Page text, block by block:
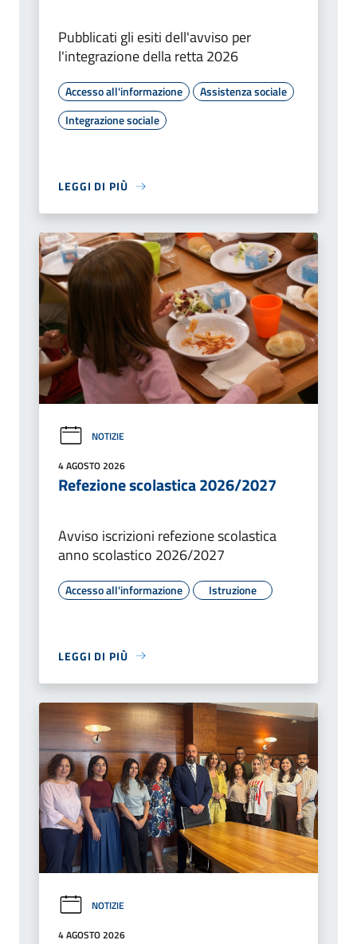
Pubblicati gli esiti dell'avviso per
l'integrazione della retta 2026
Accesso all'informazione
Assistenza sociale
Integrazione sociale
LEGGI DI PIÙ
NOTIZIE
4 AGOSTO 2026
Refezione scolastica 2026/2027
Avviso iscrizioni refezione scolastica
anno scolastico 2026/2027
Accesso all'informazione Istruzione
LEGGI DI PIÙ
NOTIZIE
4 AGOSTO 2026